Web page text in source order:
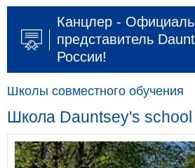
Канцлер -
представитель
России!
Школы совместного обучения
Школа Dauntsey's school